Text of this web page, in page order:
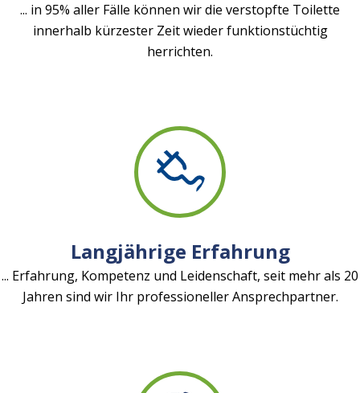
... in 95% aller Fälle können wir die verstopfte Toilette
innerhalb kürzester Zeit wieder funktionstüchtig
herrichten.
Langjährige Erfahrung
... Erfahrung, Kompetenz und Leidenschaft, seit mehr als 20
Jahren sind wir Ihr professioneller Ansprechpartner.